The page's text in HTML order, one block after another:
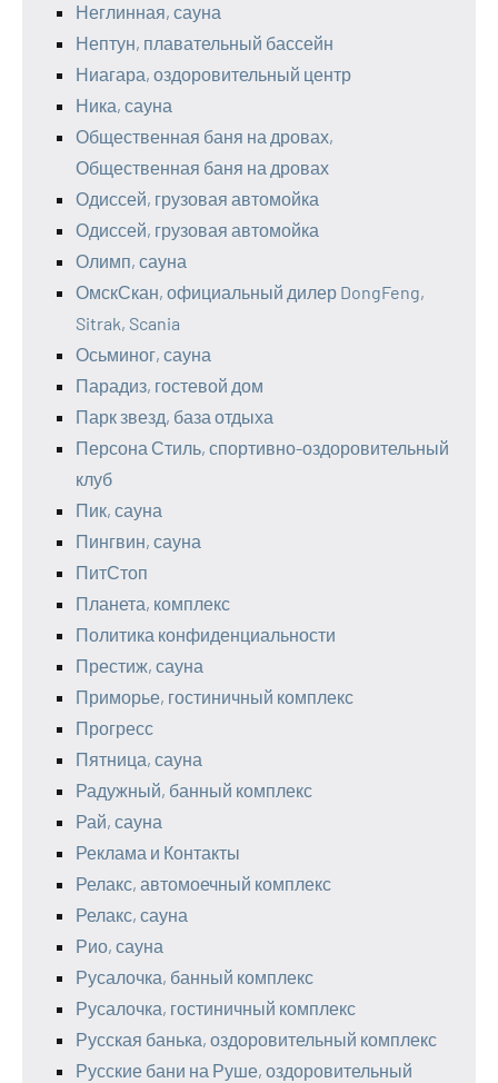
Неглинная, сауна
Нептун, плавательный бассейн
Ниагара, оздоровительный центр
Ника, сауна
Общественная баня на дровах,
Общественная баня на дровах
Одиссей, грузовая автомойка
Одиссей, грузовая автомойка
Олимп, сауна
ОмскСкан, официальный дилер DongFeng,
Sitrak, Scania
Осьминог, сауна
Парадиз, гостевой дом
Парк звезд, база отдыха
Персона Стиль, спортивно-оздоровительный
клуб
Пик, сауна
Пингвин, сауна
ПитСтоп
Планета, комплекс
Политика конфиденциальности
Престиж, сауна
Приморье, гостиничный комплекс
Прогресс
Пятница, сауна
Радужный, банный комплекс
Рай, сауна
Реклама и Контакты
Релакс, автомоечный комплекс
Релакс, сауна
Рио, сауна
Русалочка, банный комплекс
Русалочка, гостиничный комплекс
Русская банька, оздоровительный комплекс
Русские бани на Руше, оздоровительный